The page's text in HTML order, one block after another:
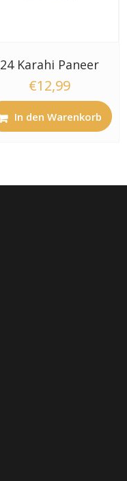
24 Karahi Paneer
€12,99
In den Warenkorb